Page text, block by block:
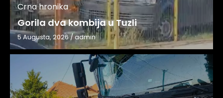
Crna hronika
Gorila dva kombija u Tuzli
5 Augusta, 2026/admin